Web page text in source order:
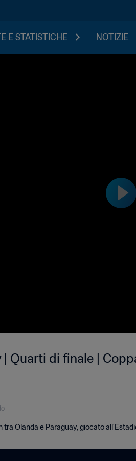
E STATISTICHE NOTIZIE
Quarti di finale |
Olanda e Paraguay, giocato